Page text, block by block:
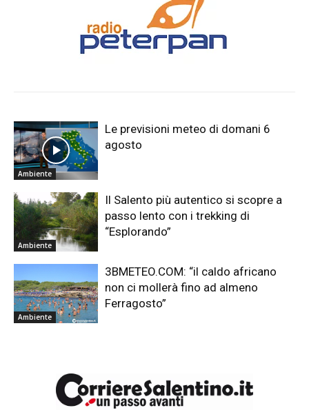
Ambiente
Le previsioni meteo di domani 6
agosto
Ambiente
Il Salento più autentico si scopre a
passo lento con i trekking di
“Esplorando”
Ambiente
3BMETEO.COM: “il caldo africano
non ci mollerà fino ad almeno
Ferragosto”